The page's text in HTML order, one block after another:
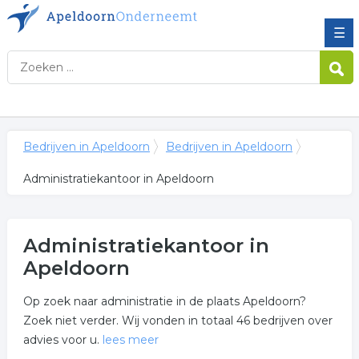
☰
Bedrijven in Apeldoorn Bedrijven in Apeldoorn
Administratiekantoor in Apeldoorn
Administratiekantoor in
Apeldoorn
Op zoek naar administratie in de plaats Apeldoorn?
Zoek niet verder. Wij vonden in totaal 46 bedrijven over
advies voor u. lees meer